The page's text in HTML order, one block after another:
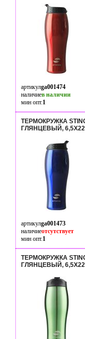
артикулga001474
наличиев наличии
мин опт.1
ТЕРМОКРУЖКА
ГЛЯНЦЕВЫЙ,
артикулga001473
наличиеотсутствует
мин опт.1
ТЕРМОКРУЖКА
ГЛЯНЦЕВЫЙ,